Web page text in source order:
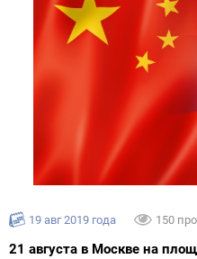
19 авг 2019 года 150
21 августа в Москве на